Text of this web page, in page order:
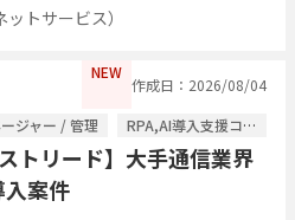
トサービス）
NEW
作成日：2026/08/04
ジャー / 管理 RPA,AI導入支援コンサル / ITコンサルタント
トリード】大手通信業界
案件